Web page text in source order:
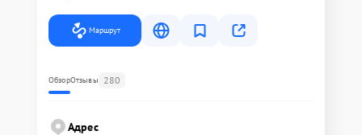
Маршрут
ОбзорОтзывы 280
Адрес